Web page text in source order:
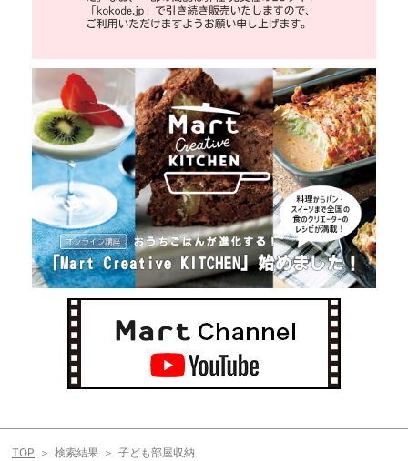
TOP 検索結果 子ども部屋収納